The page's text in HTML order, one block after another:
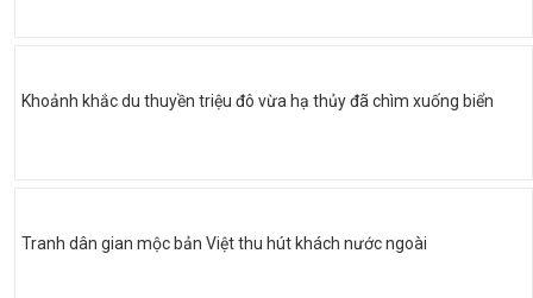
Khoảnh khắc du thuyền triệu đô vừa hạ thủy đã chìm xuống biển
Tranh dân gian mộc bản Việt thu hút khách nước ngoài